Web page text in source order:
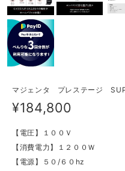
マジェンタ プレステージ
¥184,800
【電圧】１００Ｖ
【消費電力】１２００Ｗ
【電源】５０/６０hz